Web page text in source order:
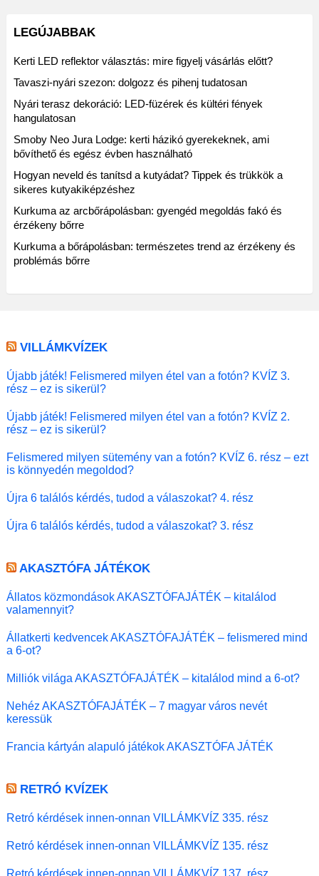
LEGÚJABBAK
Kerti LED reflektor választás: mire figyelj vásárlás előtt?
Tavaszi-nyári szezon: dolgozz és pihenj tudatosan
Nyári terasz dekoráció: LED-füzérek és kültéri fények
hangulatosan
Smoby Neo Jura Lodge: kerti házikó gyerekeknek, ami
bővíthető és egész évben használható
Hogyan neveld és tanítsd a kutyádat? Tippek és trükkök a
sikeres kutyakiképzéshez
Kurkuma az arcbőrápolásban: gyengéd megoldás fakó és
érzékeny bőrre
Kurkuma a bőrápolásban: természetes trend az érzékeny és
problémás bőrre
VILLÁMKVÍZEK
Újabb játék! Felismered milyen étel van a fotón? KVÍZ 3.
rész – ez is sikerül?
Újabb játék! Felismered milyen étel van a fotón? KVÍZ 2.
rész – ez is sikerül?
Felismered milyen sütemény van a fotón? KVÍZ 6. rész – ezt
is könnyedén megoldod?
Újra 6 találós kérdés, tudod a válaszokat? 4. rész
Újra 6 találós kérdés, tudod a válaszokat? 3. rész
AKASZTÓFA JÁTÉKOK
Állatos közmondások AKASZTÓFAJÁTÉK – kitalálod
valamennyit?
Állatkerti kedvencek AKASZTÓFAJÁTÉK – felismered mind
a 6-ot?
Milliók világa AKASZTÓFAJÁTÉK – kitalálod mind a 6-ot?
Nehéz AKASZTÓFAJÁTÉK – 7 magyar város nevét
keressük
Francia kártyán alapuló játékok AKASZTÓFA JÁTÉK
RETRÓ KVÍZEK
Retró kérdések innen-onnan VILLÁMKVÍZ 335. rész
Retró kérdések innen-onnan VILLÁMKVÍZ 135. rész
Retró kérdések innen-onnan VILLÁMKVÍZ 137. rész